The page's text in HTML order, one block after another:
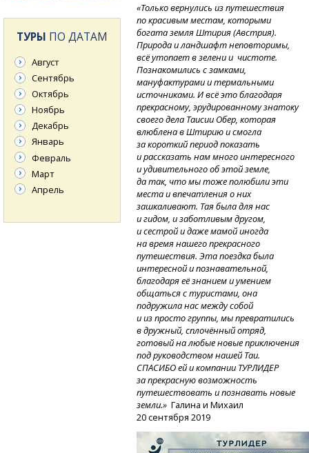
«Только вернулись из путешествия
по красивым местам, которыми
богата земля Штирия (Австрия).
Природа и ландшафт неповторимы,
всё утопает в зелени и чистоте.
Познакомились с замками,
мануфактурами и термальными
источниками. И всё это благодаря
прекрасному, эрудированному знатоку
своего дела Таисии Обер, которая
влюблена в Штирию и смогла
за короткий период показать
и рассказать нам много интересного
и удивительного об этой земле,
да так, что мы тоже полюбили эти
места и впечатления о них
зашкаливают. Тая была для нас
и гидом, и заботливым другом,
и сестрой и даже мамой иногда
на время нашего прекрасного
путешествия. Эта поездка была
интересной и познавательной,
благодаря её знанием и умением
общаться с туристами, она
подружила нас между собой
и из просто группы, мы превратились
в дружный, сплочённый отряд,
готовый на любые новые приключения
под руководством нашей Таи.
СПАСИБО ей и компании ТУРЛИДЕР
за прекрасную возможность
путешествовать и познавать новые
земли.» Галина и Михаил
20 сентября 2019
ТУРЫ ПО ДАТАМ
Август
Сентябрь
Октябрь
Ноябрь
Декабрь
Январь
Февраль
Март
Апрель